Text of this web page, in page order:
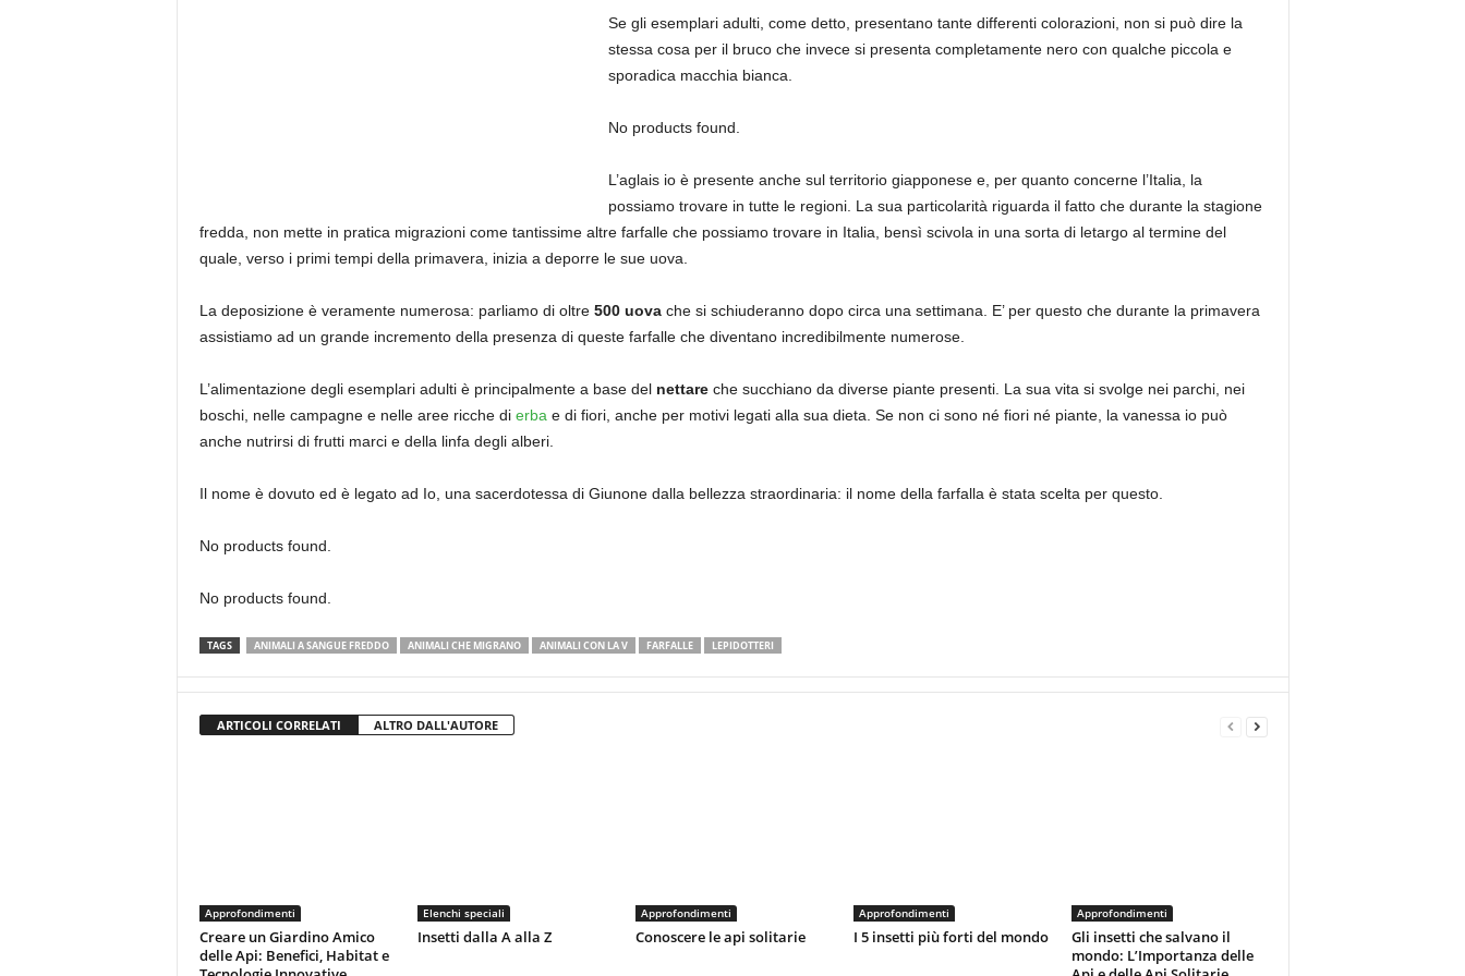
Se gli esemplari adulti, come detto, presentano tante differenti colorazioni, non si può dire la
stessa cosa per il bruco che invece si presenta completamente nero con qualche piccola e
sporadica macchia bianca.
No products found.
L’aglais io è presente anche sul territorio giapponese e, per quanto concerne l’Italia, la
possiamo trovare in tutte le regioni. La sua particolarità riguarda il fatto che durante la stagione
fredda, non mette in pratica migrazioni come tantissime altre farfalle che possiamo trovare in Italia, bensì scivola in una sorta di letargo al termine del
quale, verso i primi tempi della primavera, inizia a deporre le sue uova.
La deposizione è veramente numerosa: parliamo di oltre 500 uovache si schiuderanno dopo circa una settimana. E’ per questo che durante la primavera
assistiamo ad un grande incremento della presenza di queste farfalle che diventano incredibilmente numerose.
L’alimentazione degli esemplari adulti è principalmente a base del nettareche succhiano da diverse piante presenti. La sua vita si svolge nei parchi, nei
boschi, nelle campagne e nelle aree ricche di erba e di fiori, anche per motivi legati alla sua dieta. Se non ci sono né fiori né piante, la vanessa io può
anche nutrirsi di frutti marci e della linfa degli alberi.
Il nome è dovuto ed è legato ad Io, una sacerdotessa di Giunone dalla bellezza straordinaria: il nome della farfalla è stata scelta per questo.
No products found.
No products found.
TAGS ANIMALI A SANGUE FREDDO ANIMALI CHE MIGRANO ANIMALI CON LA V FARFALLE LEPIDOTTERI
ARTICOLI CORRELATI ALTRO DALL'AUTORE
Approfondimenti
Creare un Giardino Amico
delle Api: Benefici, Habitat e
Elenchi speciali
Insetti dalla A alla Z
Approfondimenti
Conoscere le api solitarie
Approfondimenti
I 5 insetti più forti del mondo
Approfondimenti
Gli insetti che salvano il
mondo: L’Importanza delle